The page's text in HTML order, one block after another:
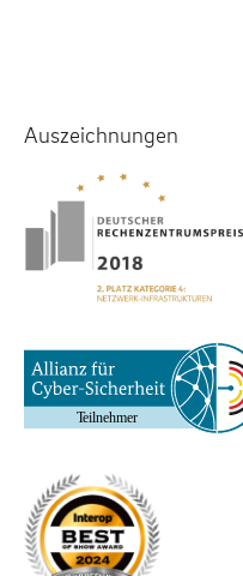
Auszeichnungen